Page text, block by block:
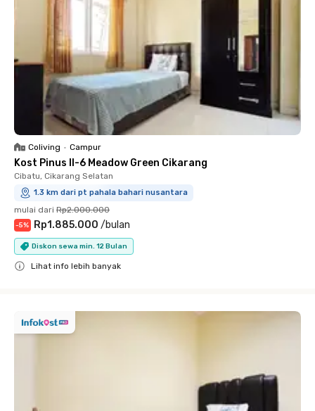
Coliving • Campur
Kost Pinus II-6 Meadow Green Cikarang
Cibatu, Cikarang Selatan
1.3 km dari pt pahala bahari nusantara
mulai dari Rp2.000.000
-5% Rp1.885.000 /bulan
Diskon sewa min. 12 Bulan
Lihat info lebih banyak